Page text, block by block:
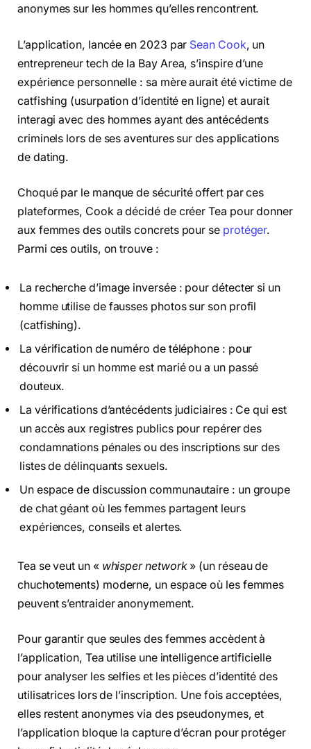
anonymes sur les hommes qu’elles rencontrent.
L’application, lancée en 2023 par Sean Cook, un
entrepreneur tech de la Bay Area, s’inspire d’une
expérience personnelle : sa mère aurait été victime de
catfishing (usurpation d’identité en ligne) et aurait
interagi avec des hommes ayant des antécédents
criminels lors de ses aventures sur des applications
de dating.
Choqué par le manque de sécurité offert par ces
plateformes, Cook a décidé de créer Tea pour donner
aux femmes des outils concrets pour se protéger.
Parmi ces outils, on trouve :
La recherche d’image inversée : pour détecter si un
homme utilise de fausses photos sur son profil
(catfishing).
La vérification de numéro de téléphone : pour
découvrir si un homme est marié ou a un passé
douteux.
La vérifications d’antécédents judiciaires : Ce qui est
un accès aux registres publics pour repérer des
condamnations pénales ou des inscriptions sur des
listes de délinquants sexuels.
Un espace de discussion communautaire : un groupe
de chat géant où les femmes partagent leurs
expériences, conseils et alertes.
Tea se veut un « whisper network » (un réseau de
chuchotements) moderne, un espace où les femmes
peuvent s’entraider anonymement.
Pour garantir que seules des femmes accèdent à
l’application, Tea utilise une intelligence artificielle
pour analyser les selfies et les pièces d’identité des
utilisatrices lors de l’inscription. Une fois acceptées,
elles restent anonymes via des pseudonymes, et
l’application bloque la capture d’écran pour protéger